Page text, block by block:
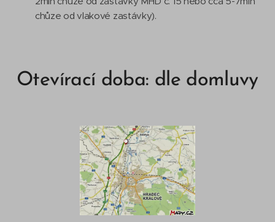
chůze od vlakové zastávky).
Otevírací doba: dle domluvy